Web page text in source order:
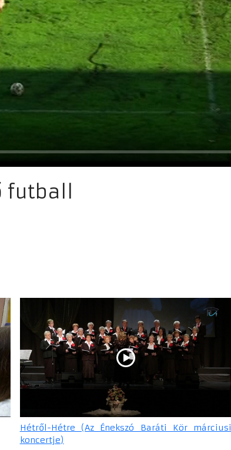
futball
Hétről-Hétre (Az Énekszó Baráti Kör márciusi
koncertje)